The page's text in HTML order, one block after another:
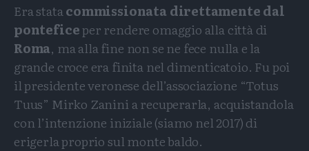
Era statacommissionata direttamente dal
ponteficeper rendere omaggio alla città di
Roma, ma alla fine non se ne fece nulla e la
grande croce era finita nel dimenticatoio. Fu poi
il presidente veronese dell’associazione “Totus
Tuus” Mirko Zanini a recuperarla, acquistandola
con l’intenzione iniziale (siamo nel 2017) di
erigerla proprio sul monte baldo.